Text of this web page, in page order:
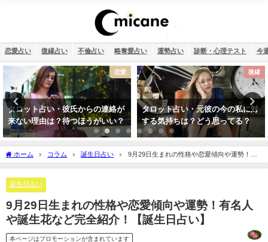
恋愛占い 復縁占い 不倫占い 略奪愛占い 運勢占い 診断・心理テスト 今
復縁
タロット占い・元彼の今の私に対
する気持ちは？どう思ってる？
タロット占い・恋人はいつでき
る？彼氏はいつできるのか診断
ます！
ホーム コラム 誕生日占い
9月29日生まれの性格や恋愛傾向や運勢！有
名人や誕生花など完全紹介！【誕生日占い】
誕生日占い
9月29日生まれの性格や恋愛傾向や運勢！有名人
や誕生花など完全紹介！【誕生日占い】
本ページはプロモーションが含まれています